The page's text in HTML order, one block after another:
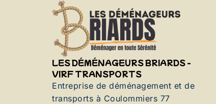
LES DÉMÉNAGEURS BRIARDS -
VIRF TRANSPORTS
Entreprise de déménagement et de
transports à Coulommiers 77